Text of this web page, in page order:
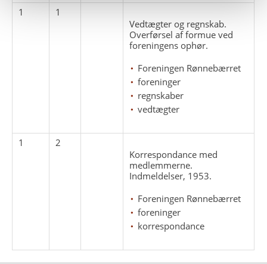
1
1
Vedtægter og regnskab.
Overførsel af formue ved
foreningens ophør.
Foreningen Rønnebærret
foreninger
regnskaber
vedtægter
1
2
Korrespondance med
medlemmerne.
Indmeldelser, 1953.
Foreningen Rønnebærret
foreninger
korrespondance